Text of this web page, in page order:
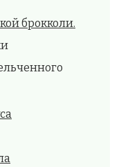
брокколи.